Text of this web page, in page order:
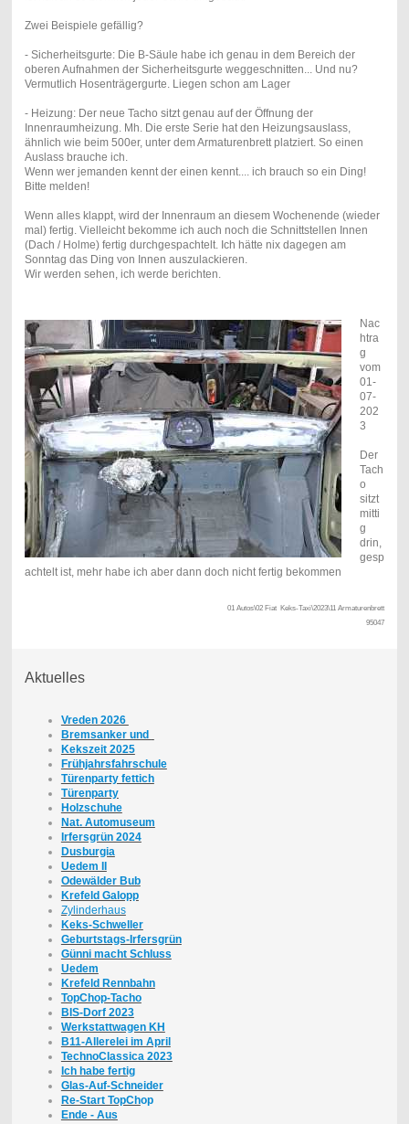
Zwei Beispiele gefällig?
- Sicherheitsgurte: Die B-Säule habe ich genau in dem Bereich der
oberen Aufnahmen der Sicherheitsgurte weggeschnitten... Und nu?
Vermutlich Hosenträgergurte. Liegen schon am Lager
- Heizung: Der neue Tacho sitzt genau auf der Öffnung der
Innenraumheizung. Mh. Die erste Serie hat den Heizungsauslass,
ähnlich wie beim 500er, unter dem Armaturenbrett platziert. So einen
Auslass brauche ich.
Wenn wer jemanden kennt der einen kennt.... ich brauch so ein Ding!
Bitte melden!
Wenn alles klappt, wird der Innenraum an diesem Wochenende (wieder
mal) fertig. Vielleicht bekomme ich auch noch die Schnittstellen Innen
(Dach / Holme) fertig durchgespachtelt. Ich hätte nix dagegen am
Sonntag das Ding von Innen auszulackieren.
Wir werden sehen, ich werde berichten.
Nac
htra
g
vom
01-
07-
202
3
Der
Tach
o
sitzt
mitti
g
drin,
gesp
achtelt ist, mehr habe ich aber dann doch nicht fertig bekommen
01 Autos\02 Fiat Keks-Taxi\2023\11 Armaturenbrett
95047
Aktuelles
Vreden 2026
Bremsanker und
Kekszeit 2025
Frühjahrsfahrschule
Türenparty fettich
Türenparty
Holzschuhe
Nat. Automuseum
Irfersgrün 2024
Dusburgia
Uedem II
Odewälder Bub
Krefeld Galopp
Zylinderhaus
Keks-Schweller
Geburtstags-Irfersgrün
Günni macht Schluss
Uedem
Krefeld Rennbahn
TopChop-Tacho
BIS-Dorf 2023
Werkstattwagen KH
B11-Allerelei im April
TechnoClassica 2023
Ich habe fertig
Glas-Auf-Schneider
Re-Start TopChop
Ende - Aus